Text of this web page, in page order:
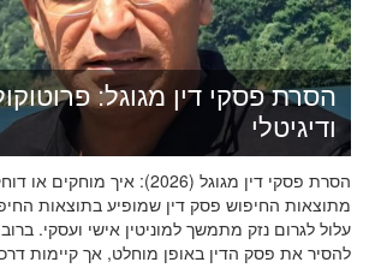
הסרת פסקי דין מגוגל:
ודיגיטלי
הסרת פסקי דין מגוגל (2026): איך
מתוצאות החיפוש פסק דין שמופיע בתוצאות
עלול לגרום נזק מתמשך למוניטין אישי ועסקי.
להסיר את פסק הדין באופן מוחלט, אך קיימות